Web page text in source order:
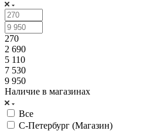
270
2 690
5 110
7 530
9 950
Наличие в магазинах
Все
С-Петербург (Магазин)